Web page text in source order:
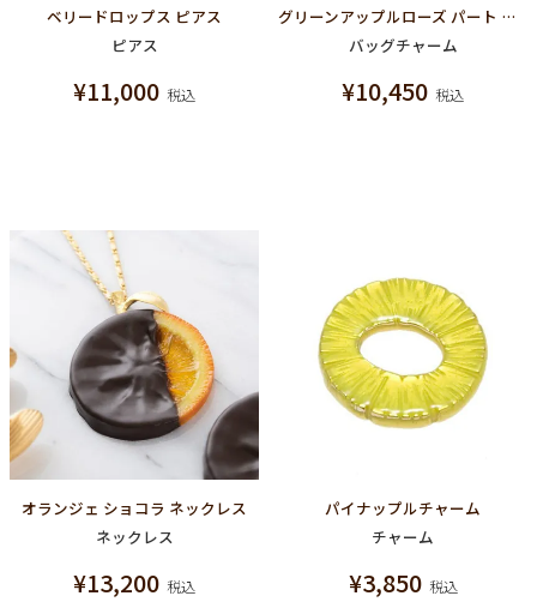
ベリードロップス ピアス
ピアス
¥11,000 税込
グリーンアップルローズ パート ドゥ フリュイバッグチャーム
バッグチャーム
¥10,450 税込
オランジェ ショコラ ネックレス
ネックレス
¥13,200 税込
パイナップルチャーム
チャーム
¥3,850 税込